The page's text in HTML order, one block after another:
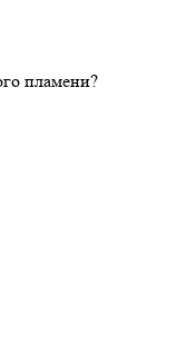
пламени?